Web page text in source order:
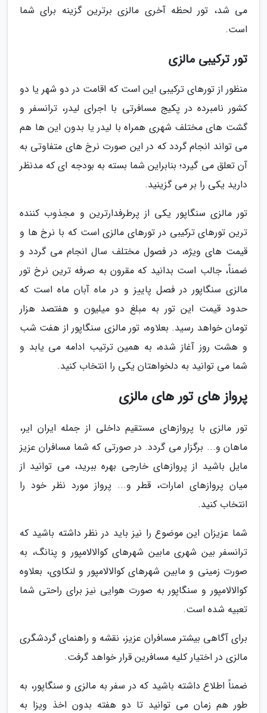
می شد، تور لحظه آخری مالزی برترین گزینه برای شما
است.
تور ترکیبی مالزی
منظور از تورهای ترکیبی این است که اقامت در دو شهر یا دو
کشور نامبرده در پکیج مسافرتی با اجرای لیدر، ترانسفر و
گشت های مختلف شهری همراه با لیدر یا بدون این ها هم
می تواند انجام گردد که در این صورت نرخ های متفاوتی به
آن تعلق می گیرد؛ بنابراین شما بسته به بودجه ای که مدنظر
دارید یکی را بر می گزینید.
تور مالزی سنگاپور یکی از پرطرفدارترین و مجذوب کننده
ترین تورهای ترکیبی در تورهای مالزی است که با نرخ ها و
قیمت های ویژه، در فصول مختلف سال انجام می گردد و
ضمناً، جالب است بدانید که مقرون به صرفه ترین نرخ تور
مالزی سنگاپور در فصل پاییز و در ماه آبان ماه است که
حدود قیمت این تور به مبلغ دو میلیون و هفتصد هزار
تومان خواهد رسید. بعلاوه، تور مالزی سنگاپور از هفت شب
و هشت روز آغاز شده، به همین ترتیب ادامه می یابد و
شما می توانید به دلخواهتان یکی را انتخاب کنید.
پرواز های تور های مالزی
تور مالزی با پروازهای مستقیم داخلی از جمله ایران ایر،
ماهان و... برگزار می گردد. در صورتی که شما مسافران عزیز
مایل باشید از پروازهای خارجی بهره ببرید، می توانید از
میان پروازهای امارات، قطر و... پرواز مورد نظر خود را
انتخاب کنید.
شما عزیزان این موضوع را نیز باید در نظر داشته باشید که
ترانسفر بین شهری مابین شهرهای کوالالامپور و پنانگ، به
صورت زمینی و مابین شهرهای کوالالامپور و لنکاوی، بعلاوه
کوالالامپور و سنگاپور به صورت هوایی نیز برای راحتی شما
تعبیه شده است.
برای آگاهی بیشتر مسافران عزیز، نقشه و راهنمای گردشگری
مالزی در اختیار کلیه مسافرین قرار خواهد گرفت.
ضمناً اطلاع داشته باشید که در سفر به مالزی و سنگاپور، به
طور هم زمان می توانید تا دو هفته بدون اخذ ویزا به